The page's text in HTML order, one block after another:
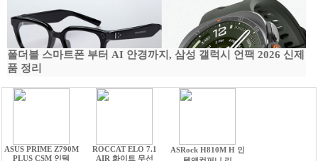
폴더블 스마트폰 부터 AI 안경까지, 삼성 갤럭시 언팩 2026 신제
품 정리